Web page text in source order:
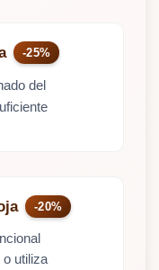
-25%
del
-20%
o utiliza